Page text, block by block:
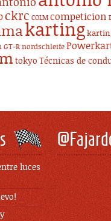
ckrc COLM competicion
karting
GT-R nordschleife
tokyo Técnicas de
luces